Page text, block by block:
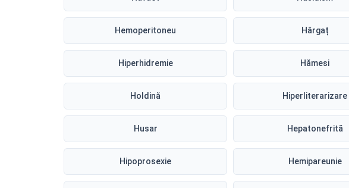
Hemoperitoneu Hârgaț
Hiperhidremie Hămesi
Holdină Hiperliterarizare
Husar Hepatonefrită
Hipoprosexie Hemipareunie